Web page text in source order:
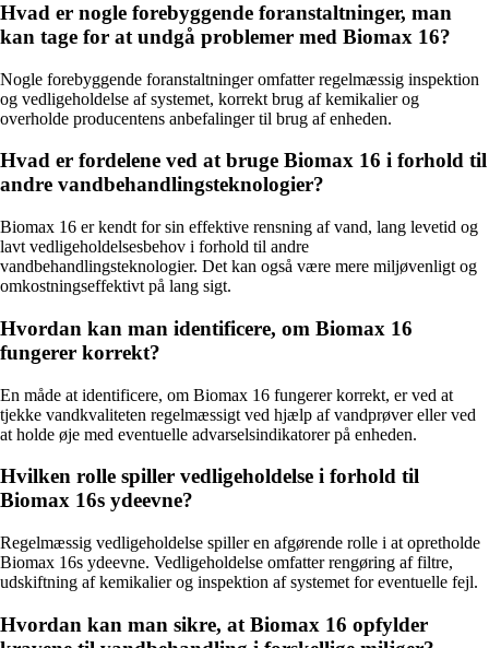
Hvad er nogle forebyggende foranstaltninger, man
kan tage for at undgå problemer med Biomax 16?
Nogle forebyggende foranstaltninger omfatter regelmæssig inspektion
og vedligeholdelse af systemet, korrekt brug af kemikalier og
overholde producentens anbefalinger til brug af enheden.
Hvad er fordelene ved at bruge Biomax 16 i forhold til
andre vandbehandlingsteknologier?
Biomax 16 er kendt for sin effektive rensning af vand, lang levetid og
lavt vedligeholdelsesbehov i forhold til andre
vandbehandlingsteknologier. Det kan også være mere miljøvenligt og
omkostningseffektivt på lang sigt.
Hvordan kan man identificere, om Biomax 16
fungerer korrekt?
En måde at identificere, om Biomax 16 fungerer korrekt, er ved at
tjekke vandkvaliteten regelmæssigt ved hjælp af vandprøver eller ved
at holde øje med eventuelle advarselsindikatorer på enheden.
Hvilken rolle spiller vedligeholdelse i forhold til
Biomax 16s ydeevne?
Regelmæssig vedligeholdelse spiller en afgørende rolle i at opretholde
Biomax 16s ydeevne. Vedligeholdelse omfatter rengøring af filtre,
udskiftning af kemikalier og inspektion af systemet for eventuelle fejl.
Hvordan kan man sikre, at Biomax 16 opfylder